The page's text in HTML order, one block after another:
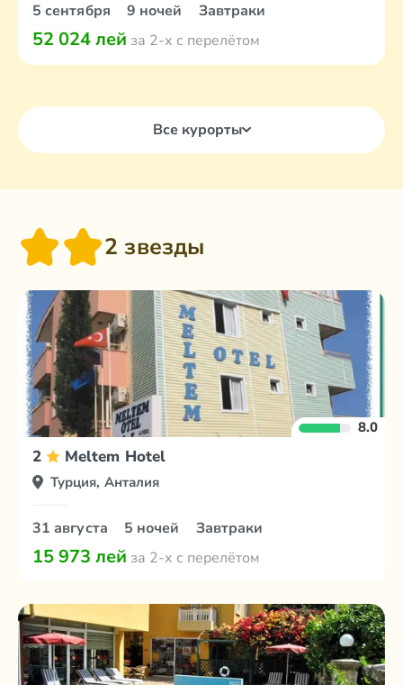
5 сентября 9 ночей Завтраки
52 024 лей за 2-х с перелётом
Все курорты
2 звезды
8.0
2 Meltem Hotel
Турция, Анталия
31 августа 5 ночей Завтраки
15 973 лей за 2-х с перелётом